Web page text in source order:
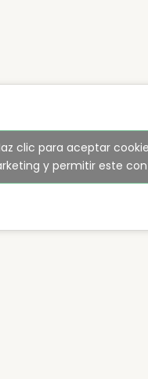
clic para aceptar
y permitir este